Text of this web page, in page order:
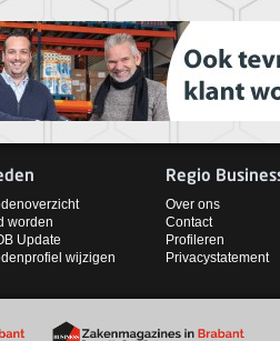
worden
Update
wijzigen
Regio
Over ons
Contact
Profileren
Privacystatement